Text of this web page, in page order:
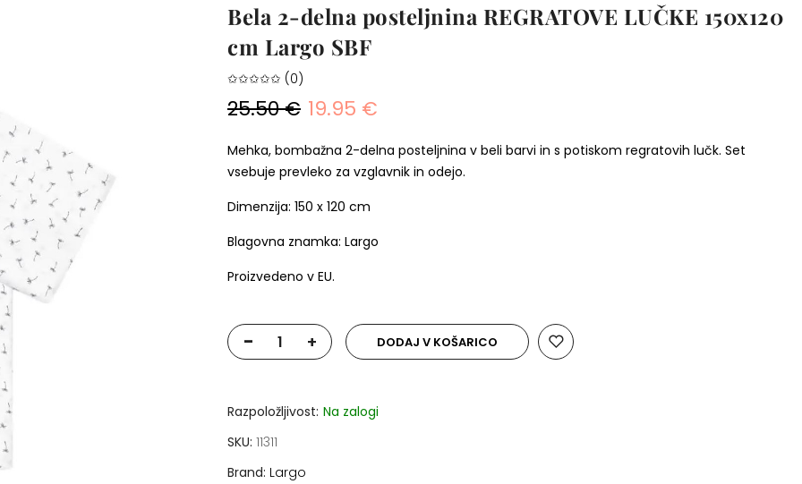
Bela 2-delna posteljnina REGRATOVE LUČKE 150x120
cm Largo SBF
✩✩✩✩✩ (0)
19.95 €
25.50 €
Mehka, bombažna 2-delna posteljnina v beli barvi in s potiskom regratovih lučk. Set
vsebuje prevleko za vzglavnik in odejo.
Dimenzija: 150 x 120 cm
Blagovna znamka: Largo
Proizvedeno v EU.
- + DODAJ V KOŠARICO
Razpoložljivost: Na zalogi
SKU 11311
Brand Largo